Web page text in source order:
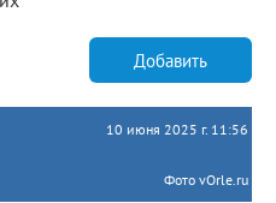
Добавить
10 июня 2025 г. 11:56
Фото vOrle.ru